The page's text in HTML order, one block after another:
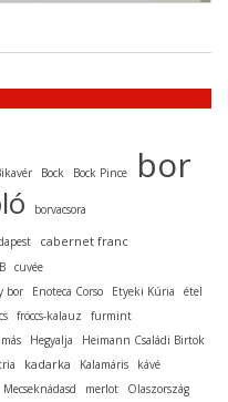
Bock Bock Pince bor
borvacsora
cabernet franc
cuvée
bor Enoteca Corso Etyeki Kúria
étel
fröccs-kalauz furmint
Hegyalja
Heimann Családi Birtok
kadarka Kalamáris
kávé
Mecseknádasd merlot Olaszország